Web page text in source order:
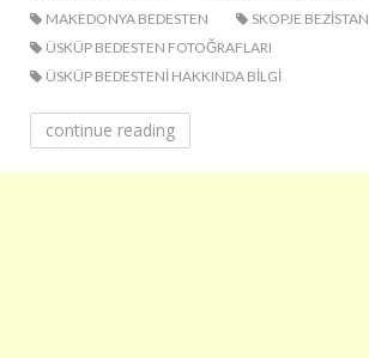
MAKEDONYA BEDESTEN
SKOPJE BEZISTAN
ÜSKÜP BEDESTEN FOTOĞRAFLARI
ÜSKÜP BEDESTENI HAKKINDA BILGI
continue reading